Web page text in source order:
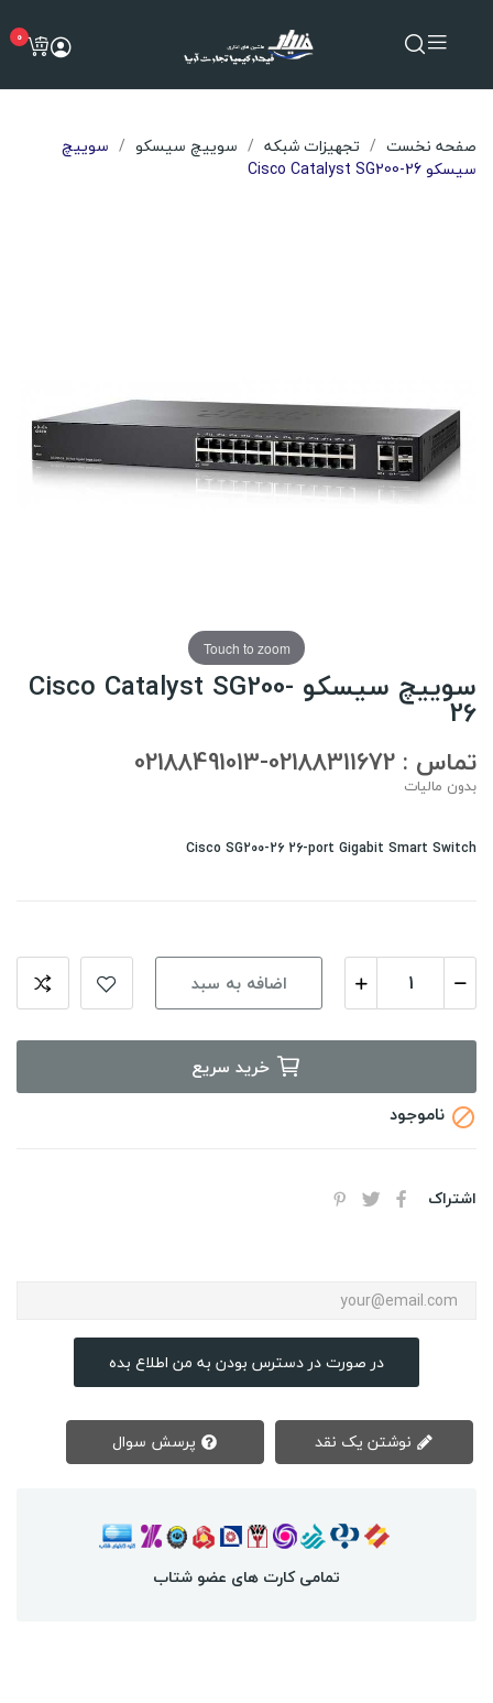
0
صفحه نخست تجهیزات شبکه سوییچ سیسکو
سوییچ
سیسکو Cisco Catalyst SG200-26
Touch to zoom
سوییچ سیسکو Cisco Catalyst SG200-
26
تماس : 02188311672-02188491013
بدون مالیات
Cisco SG200-26 26-port Gigabit Smart Switch
اضافه به سبد
خرید سریع
 ناموجود
اشتراک
در صورت در دسترس بودن به من اطلاع بده
تمامی کارت های عضو شتاب